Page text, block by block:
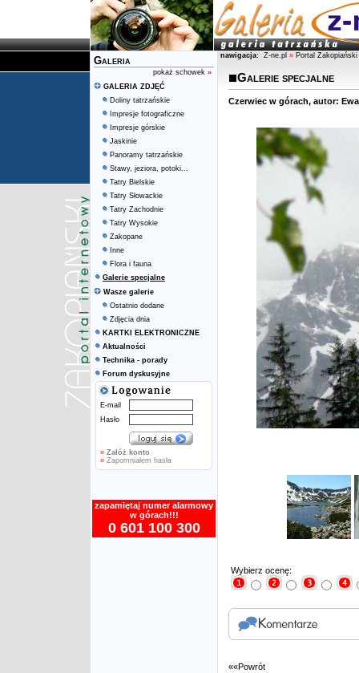
Galeria
pokaż schowek »
GALERIA ZDJĘĆ
Doliny tatrzańskie
Impresje fotograficzne
Impresje górskie
Jaskinie
Panoramy tatrzańskie
Stawy, jeziora, potoki...
Tatry Bielskie
Tatry Słowackie
Tatry Zachodnie
Tatry Wysokie
Zakopane
Inne
Flora i fauna
Galerie specjalne
Wasze galerie
Ostatnio dodane
Zdjęcia dnia
KARTKI ELEKTRONICZNE
Aktualności
Technika - porady
Forum dyskusyjne
E-mail
Hasło
» Załóż konto
» Zapomniałem hasła
zapamiętaj numer alarmowy
w górach!!!
0 601 100 300
nawigacja: Z-ne.pl » Portal Zakopiański
Galerie specjalne
Czerwiec w górach, autor: Ewa
Wybierz ocenę:
««Powrót